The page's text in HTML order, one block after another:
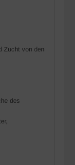
Zucht von den
des